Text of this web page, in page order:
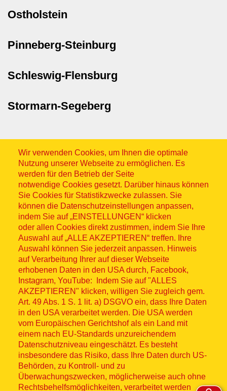
Ostholstein
Pinneberg-Steinburg
Schleswig-Flensburg
Stormarn-Segeberg
Wir verwenden Cookies, um Ihnen die optimale
Nutzung unserer Webseite zu ermöglichen. Es
werden für den Betrieb der Seite
notwendige Cookies gesetzt. Darüber hinaus können
Sie Cookies für Statistikzwecke zulassen. Sie
können die Datenschutzeinstellungen anpassen,
indem Sie auf „EINSTELLUNGEN“ klicken
oder allen Cookies direkt zustimmen, indem Sie Ihre
Auswahl auf „ALLE AKZEPTIEREN“ treffen. Ihre
Auswahl können Sie jederzeit anpassen. Hinweis
auf Verarbeitung Ihrer auf dieser Webseite
erhobenen Daten in den USA durch, Facebook,
Instagram, YouTube: Indem Sie auf "ALLES
AKZEPTIEREN" klicken, willigen Sie zugleich gem.
Art. 49 Abs. 1 S. 1 lit. a) DSGVO ein, dass Ihre Daten
in den USA verarbeitet werden. Die USA werden
vom Europäischen Gerichtshof als ein Land mit
einem nach EU-Standards unzureichendem
Datenschutzniveau eingeschätzt. Es besteht
insbesondere das Risiko, dass Ihre Daten durch US-
Behörden, zu Kontroll- und zu
Überwachungszwecken, möglicherweise auch ohne
Rechtsbehelfsmöglichkeiten, verarbeitet werden
Sitemap
© ASB 2026
Fußzeilenmenü
Impressum
Datenschutz
Kontakt
Hinweisgebersystem
Lieferkette